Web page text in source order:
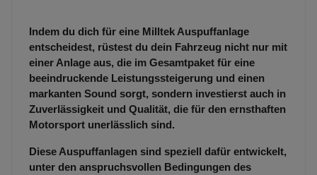
Indem du dich für eine Milltek Auspuffanlage
entscheidest, rüstest du dein Fahrzeug nicht nur mit
einer Anlage aus, die im Gesamtpaket für eine
beeindruckende Leistungssteigerung und einen
markanten Sound sorgt, sondern investierst auch in
Zuverlässigkeit und Qualität, die für den ernsthaften
Motorsport unerlässlich sind.
Diese Auspuffanlagen sind speziell dafür entwickelt,
unter den anspruchsvollen Bedingungen des